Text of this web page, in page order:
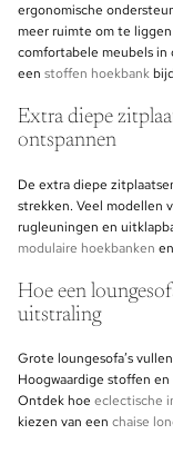
ergonomische
meer ruimte om te
comfortabele meubels in
een stoffen hoekbank
Extra diepe
ontspannen
De extra diepe
strekken. Veel modellen
rugleuningen en
modulaire hoekbanken
Hoe een
uitstraling
Grote loungesofa’s
Hoogwaardige stoffen
Ontdek hoe eclectische
kiezen van een chaise